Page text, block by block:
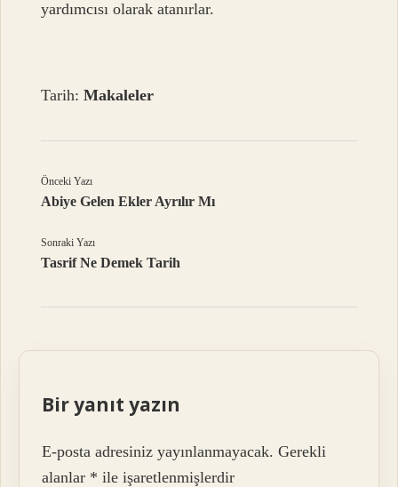
yardımcısı olarak atanırlar.
Tarih:Makaleler
Önceki Yazı
Abiye Gelen Ekler Ayrılır Mı
Sonraki Yazı
Tasrif Ne Demek Tarih
Bir yanıt yazın
E-posta adresiniz yayınlanmayacak. Gerekli
alanlar * ile işaretlenmişlerdir